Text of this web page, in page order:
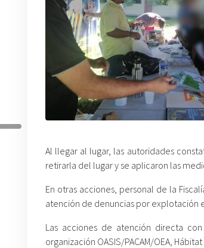
Al llegar al lugar, las autoridades
retirarla del lugar y se aplicaron las
En otras acciones, personal de la
atención de denuncias por explotación
Las acciones de atención directa
organización OASIS/PACAM/OEA,